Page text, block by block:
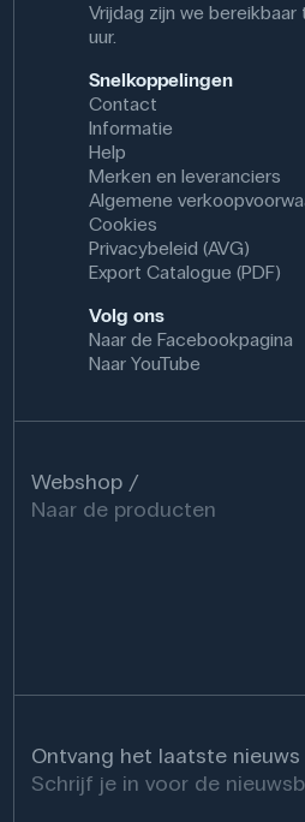
Vrijdag zijn we bereikbaar
uur.
Snelkoppelingen
Contact
Informatie
Help
Merken en leveranciers
Algemene
Cookies
Privacybeleid (AVG)
Export Catalogue (PDF)
Volg ons
Naar de Facebookpagina
Naar YouTube
Webshop
Naar de producten
Ontvang het laatste nieuws
Schrijf je in voor de